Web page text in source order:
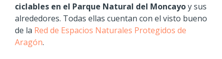
ciclables en el Parque Natural del Moncayoy sus
alrededores. Todas ellas cuentan con el visto bueno
de la Red de Espacios Naturales Protegidos de
Aragón.